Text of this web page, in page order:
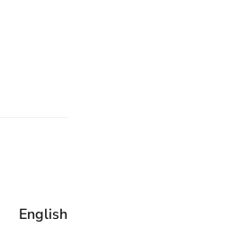
via X - U verlaat
via Facebook - U
via e-mail
dit nieuwsbericht via LinkedIn - U
English